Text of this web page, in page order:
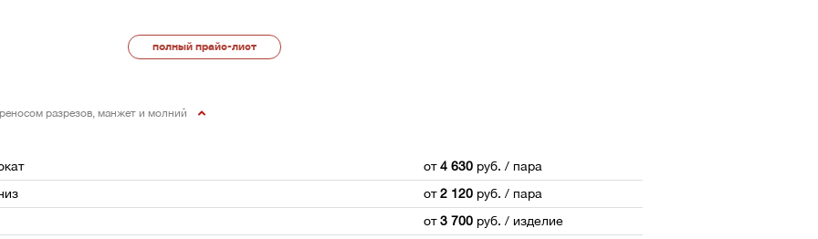
полный прайс-лист
разрезов, манжет и молний
от4 630 руб. / пара
от2 120 руб. / пара
от3 700 руб. / изделие